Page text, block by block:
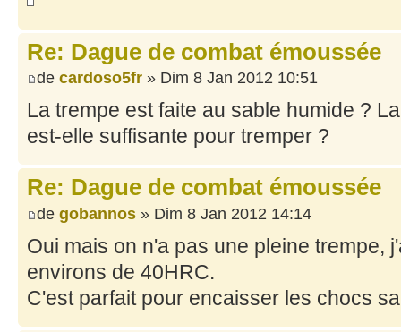
Re: Dague de combat émoussée
de cardoso5fr » Dim 8 Jan 2012 10:51
La trempe est faite au sable humide ?
est-elle suffisante pour tremper ?
Re: Dague de combat émoussée
de gobannos » Dim 8 Jan 2012 14:14
Oui mais on n'a pas une pleine trempe,
environs de 40HRC.
C'est parfait pour encaisser les chocs